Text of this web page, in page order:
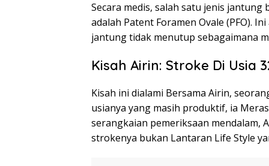
Secara medis, salah satu jenis
adalah Patent Foramen Ovale (PFO).
jantung tidak menutup sebagaimana
Kisah Airin: Stroke Di Usia
Kisah ini dialami Bersama Airin,
usianya yang masih produktif, ia
serangkaian pemeriksaan mendalam,
strokenya bukan Lantaran Life Style